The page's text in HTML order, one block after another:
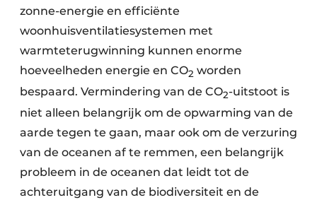
zonne-energie en efficiënte
woonhuisventilatiesystemen met
warmteterugwinning kunnen enorme
hoeveelheden energie en CO2 worden
bespaard. Vermindering van de CO2-uitstoot is
niet alleen belangrijk om de opwarming van de
aarde tegen te gaan, maar ook om de verzuring
van de oceanen af te remmen, een belangrijk
probleem in de oceanen dat leidt tot de
achteruitgang van de biodiversiteit en de